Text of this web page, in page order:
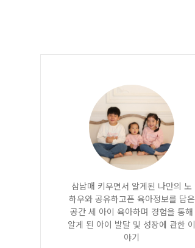
삼남매 키우면서 알게된 나만의 노
하우와 공유하고픈 육아정보를 담은
공간 세 아이 육아하며 경험을 통해
알게 된 아이 발달 및 성장에 관한 이
야기